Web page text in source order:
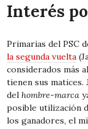
Interés
Primarias del PSC
la segunda vuelta
considerados más
tienen sus
delhombre-marca
posible utilización
los ganadores, el